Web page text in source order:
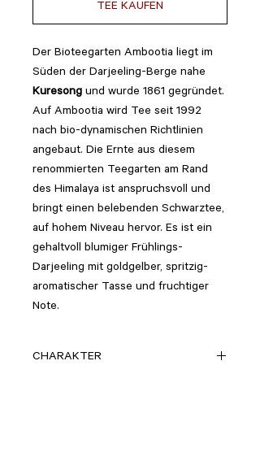
TEE KAUFEN
Der Bioteegarten Ambootia liegt im
Süden der Darjeeling-Berge nahe
Kuresong und wurde 1861 gegründet.
Auf Ambootia wird Tee seit 1992
nach bio-dynamischen Richtlinien
angebaut. Die Ernte aus diesem
renommierten Teegarten am Rand
des Himalaya ist anspruchsvoll und
bringt einen belebenden Schwarztee,
auf hohem Niveau hervor. Es ist ein
gehaltvoll blumiger Frühlings-
Darjeeling mit goldgelber, spritzig-
aromatischer Tasse und fruchtiger
Note.
CHARAKTER